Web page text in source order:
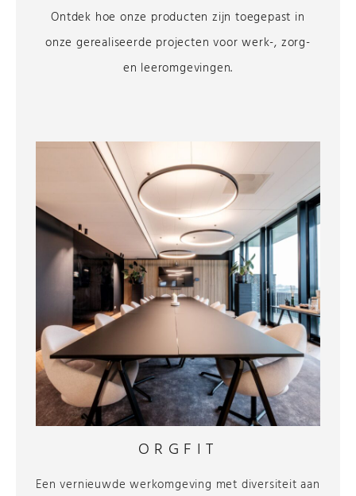
Ontdek hoe onze producten zijn toegepast in
onze gerealiseerde projecten voor werk-, zorg-
en leeromgevingen.
ORGFIT
Een vernieuwde werkomgeving met diversiteit aan